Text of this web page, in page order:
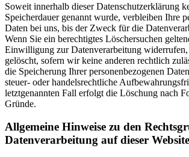
Soweit innerhalb dieser Datenschutzerklärung
Speicherdauer genannt wurde, verbleiben Ihre
Daten bei uns, bis der Zweck für die
Wenn Sie ein berechtigtes Löschersuchen
Einwilligung zur Datenverarbeitung
gelöscht, sofern wir keine anderen rechtlich
die Speicherung Ihrer personenbezogenen
steuer- oder handelsrechtliche
letztgenannten Fall erfolgt die Löschung nach
Gründe.
Allgemeine Hinweise zu den
Datenverarbeitung auf dieser Website